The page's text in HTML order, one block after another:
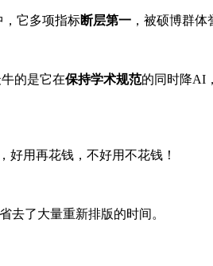
，它多项指标断层第一 ，被硕博群体
的是它在保持学术规范的同时降AI
，好用再花钱，不好用不花钱！
去了大量重新排版的时间。